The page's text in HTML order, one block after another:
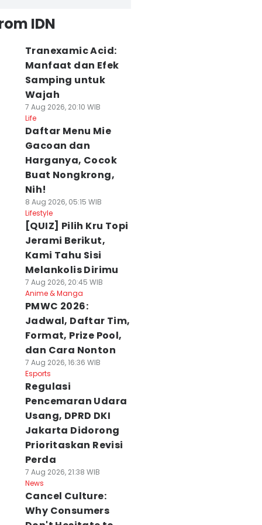
IDN
Tranexamic Acid:
Manfaat dan Efek
Samping untuk
Wajah
7 Aug 2026, 20:10 WIB
Life
Daftar Menu Mie
Gacoan dan
Harganya, Cocok
Buat Nongkrong,
Nih!
8 Aug 2026, 05:15 WIB
Lifestyle
[QUIZ] Pilih Kru Topi
Jerami Berikut,
Kami Tahu Sisi
Melankolis Dirimu
7 Aug 2026, 20:45 WIB
Anime & Manga
PMWC 2026:
Jadwal, Daftar Tim,
Format, Prize Pool,
dan Cara Nonton
7 Aug 2026, 16:36 WIB
Esports
Regulasi
Pencemaran Udara
Usang, DPRD DKI
Jakarta Didorong
Prioritaskan Revisi
Perda
7 Aug 2026, 21:38 WIB
News
Cancel Culture:
Why Consumers